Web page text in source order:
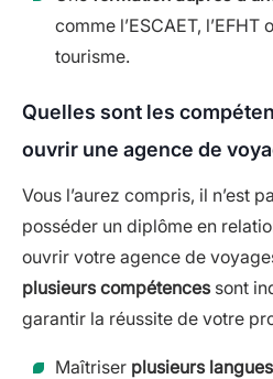
comme l’ESCAET,
tourisme.
Quelles sont les
ouvrir une agence de
Vous l’aurez compris, il n’est
posséder un diplôme en
ouvrir votre agence de
plusieurs compétencessont
garantir la réussite de votre
Maîtriser plusieurs langues